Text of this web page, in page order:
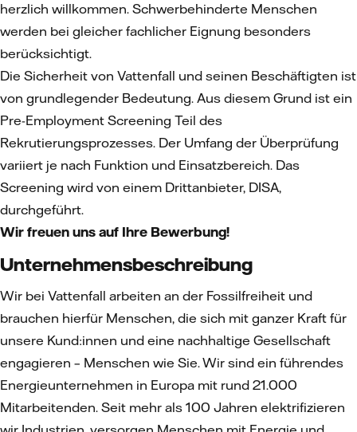
herzlich willkommen. Schwerbehinderte Menschen
werden bei gleicher fachlicher Eignung besonders
berücksichtigt.
Die Sicherheit von Vattenfall und seinen Beschäftigten ist
von grundlegender Bedeutung. Aus diesem Grund ist ein
Pre-Employment Screening Teil des
Rekrutierungsprozesses. Der Umfang der Überprüfung
variiert je nach Funktion und Einsatzbereich. Das
Screening wird von einem Drittanbieter, DISA,
durchgeführt.
Wir freuen uns auf Ihre Bewerbung!
Unternehmensbeschreibung
Wir bei Vattenfall arbeiten an der Fossilfreiheit und
brauchen hierfür Menschen, die sich mit ganzer Kraft für
unsere Kund:innen und eine nachhaltige Gesellschaft
engagieren – Menschen wie Sie. Wir sind ein führendes
Energieunternehmen in Europa mit rund 21.000
Mitarbeitenden. Seit mehr als 100 Jahren elektrifizieren